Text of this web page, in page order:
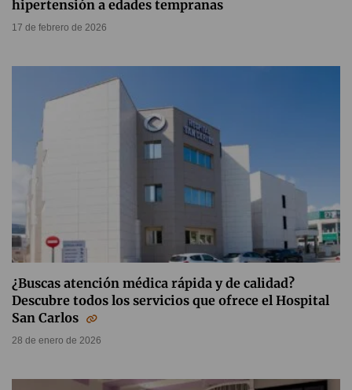
hipertensión a edades tempranas
17 de febrero de 2026
¿Buscas atención médica rápida y de calidad?
Descubre todos los servicios que ofrece el Hospital
San Carlos
28 de enero de 2026